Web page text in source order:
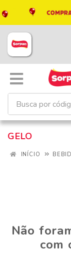
GELO
INÍCIO
Não
com